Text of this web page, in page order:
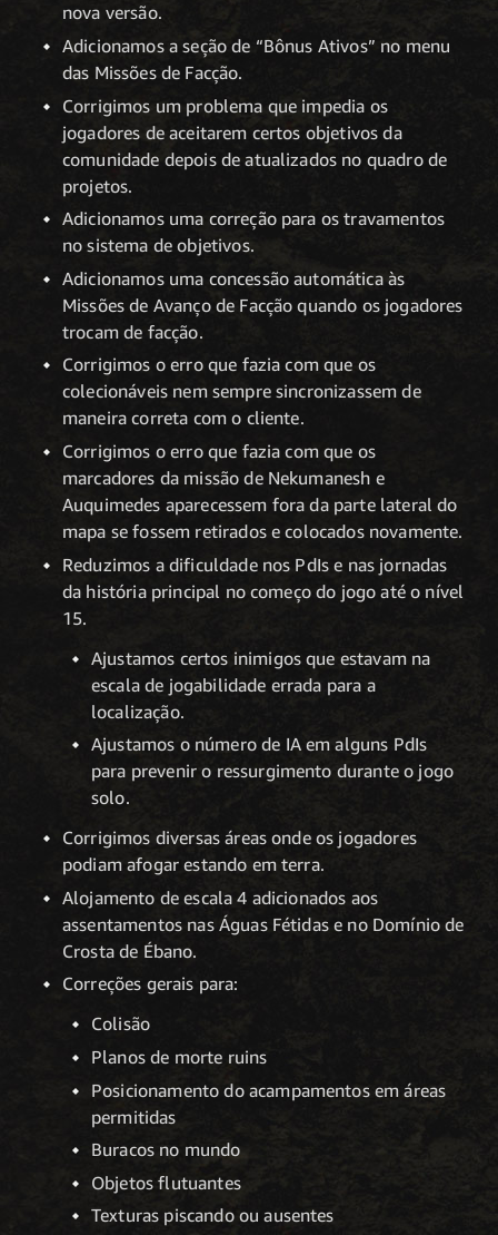
nova versão.
Adicionamos a seção de “Bônus Ativos” no menu
das Missões de Facção.
Corrigimos um problema que impedia os
jogadores de aceitarem certos objetivos da
comunidade depois de atualizados no quadro de
projetos.
Adicionamos uma correção para os travamentos
no sistema de objetivos.
Adicionamos uma concessão automática às
Missões de Avanço de Facção quando os jogadores
trocam de facção.
Corrigimos o erro que fazia com que os
colecionáveis nem sempre sincronizassem de
maneira correta com o cliente.
Corrigimos o erro que fazia com que os
marcadores da missão de Nekumanesh e
Auquimedes aparecessem fora da parte lateral do
mapa se fossem retirados e colocados novamente.
Reduzimos a dificuldade nos PdIs e nas jornadas
da história principal no começo do jogo até o nível
15.
Ajustamos certos inimigos que estavam na
escala de jogabilidade errada para a
localização.
Ajustamos o número de IA em alguns PdIs
para prevenir o ressurgimento durante o jogo
solo.
Corrigimos diversas áreas onde os jogadores
podiam afogar estando em terra.
Alojamento de escala 4 adicionados aos
assentamentos nas Águas Fétidas e no Domínio de
Crosta de Ébano.
Correções gerais para:
Colisão
Planos de morte ruins
Posicionamento do acampamentos em áreas
permitidas
Buracos no mundo
Objetos flutuantes
Texturas piscando ou ausentes